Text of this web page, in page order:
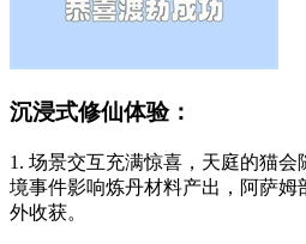
沉浸式修仙体验：
1. 场景交互充满惊喜，天庭的猫
境事件影响炼丹材料产出，阿萨
外收获。